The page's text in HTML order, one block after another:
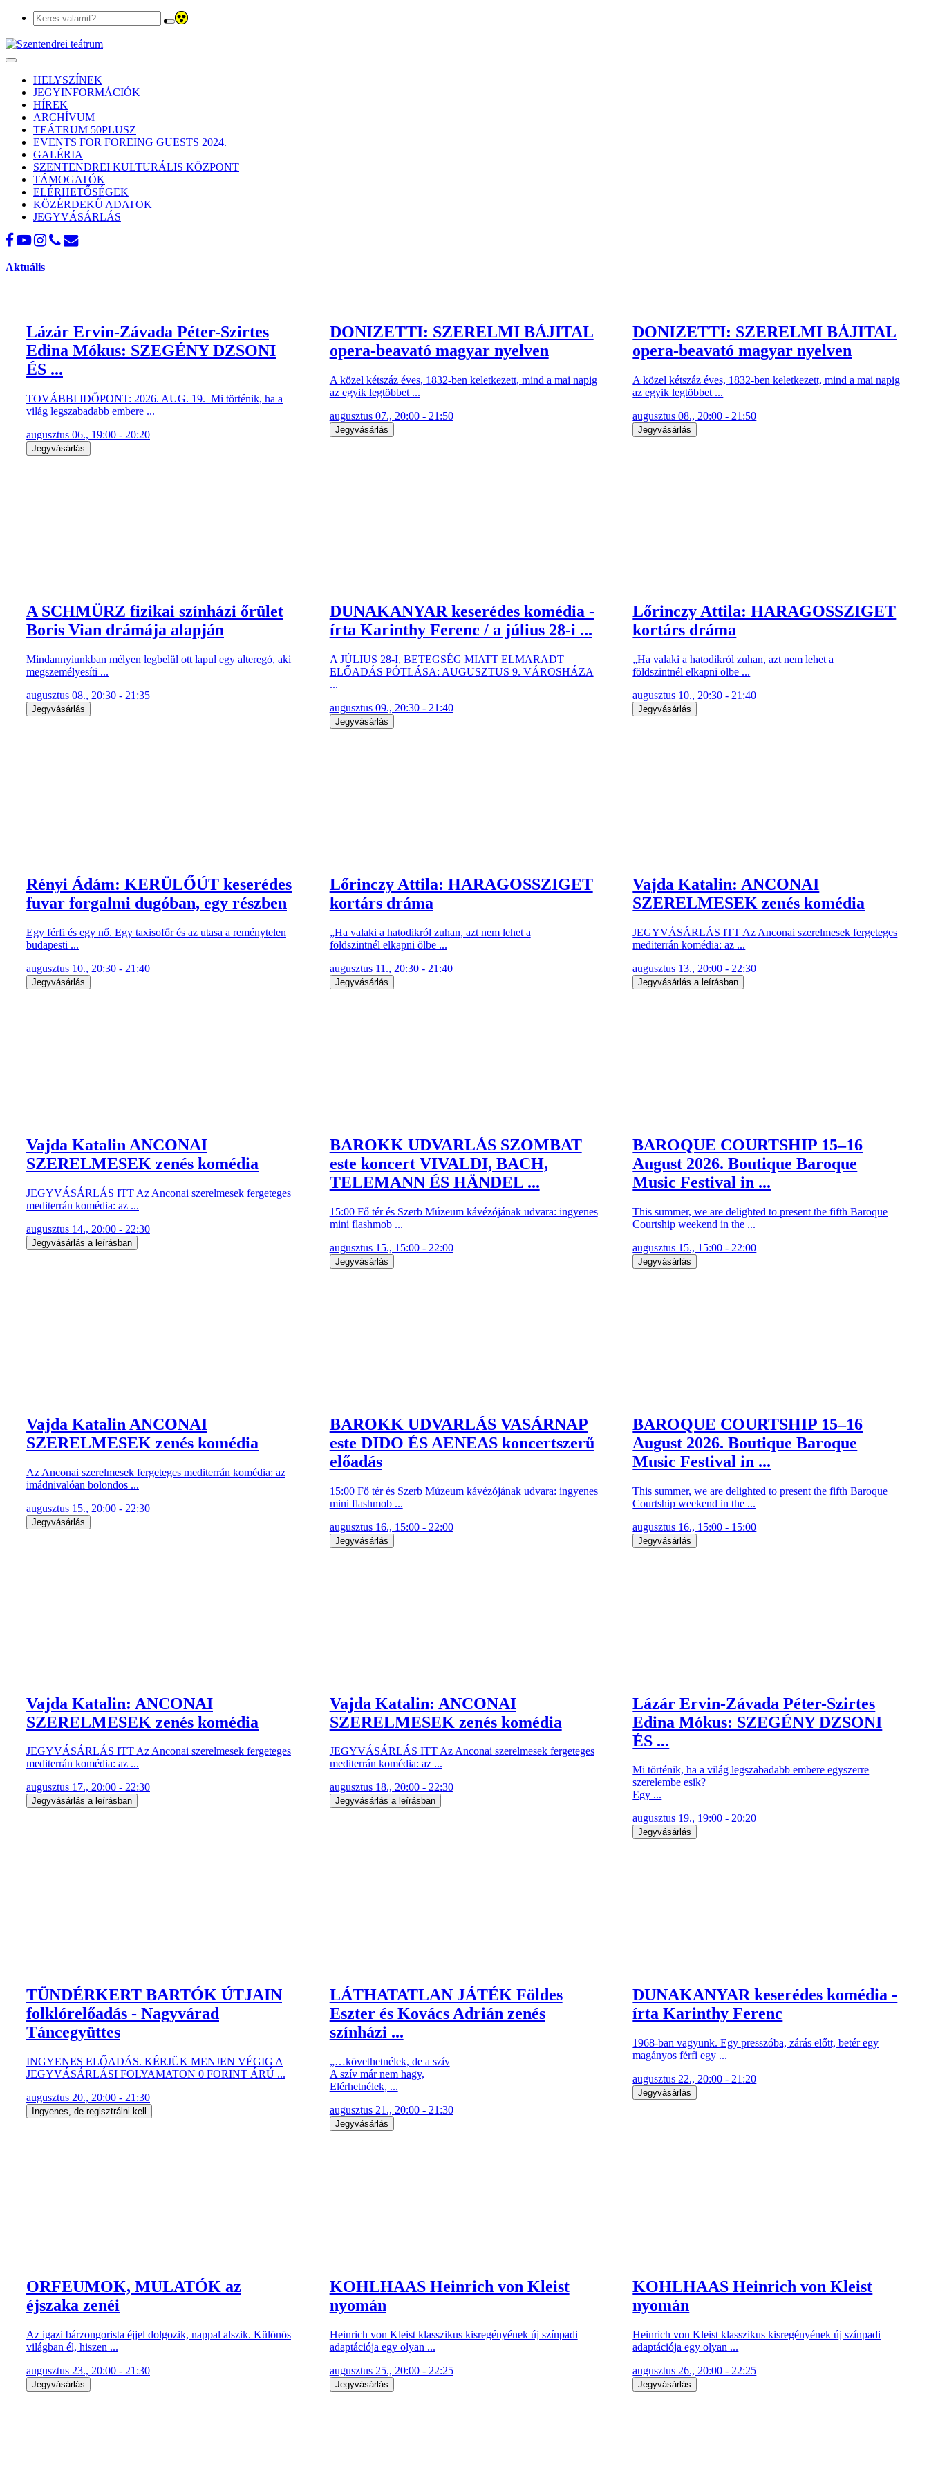
Toggle
navigationHELYSZÍNEK
JEGYINFORMÁCIÓK
HÍREK
ARCHÍVUM
TEÁTRUM 50PLUSZ
EVENTS FOR FOREING GUESTS 2024.
GALÉRIA
SZENTENDREI KULTURÁLIS KÖZPONT
TÁMOGATÓK
ELÉRHETŐSÉGEK
KÖZÉRDEKŰ ADATOK
JEGYVÁSÁRLÁS
Aktuális
Lázár Ervin-Závada Péter-Szirtes
Edina Mókus: SZEGÉNY DZSONI
ÉS ...
TOVÁBBI IDŐPONT: 2026. AUG. 19. Mi történik, ha a
világ legszabadabb embere ...
augusztus 06., 19:00 - 20:20
Jegyvásárlás
DONIZETTI: SZERELMI BÁJITAL
opera-beavató magyar nyelven
A közel kétszáz éves, 1832-ben keletkezett, mind a mai napig
az egyik legtöbbet ...
augusztus 07., 20:00 - 21:50
Jegyvásárlás
DONIZETTI: SZERELMI BÁJITAL
opera-beavató magyar nyelven
A közel kétszáz éves, 1832-ben keletkezett, mind a mai napig
az egyik legtöbbet ...
augusztus 08., 20:00 - 21:50
Jegyvásárlás
A SCHMÜRZ fizikai színházi őrület
Boris Vian drámája alapján
Mindannyiunkban mélyen legbelül ott lapul egy alteregó, aki
megszemélyesíti ...
augusztus 08., 20:30 - 21:35
Jegyvásárlás
DUNAKANYAR keserédes komédia -
írta Karinthy Ferenc / a július 28-i ...
A JÚLIUS 28-I, BETEGSÉG MIATT ELMARADT
ELŐADÁS PÓTLÁSA: AUGUSZTUS 9. VÁROSHÁZA
...
augusztus 09., 20:30 - 21:40
Jegyvásárlás
Lőrinczy Attila: HARAGOSSZIGET
kortárs dráma
„Ha valaki a hatodikról zuhan, azt nem lehet a
földszintnél elkapni ölbe ...
augusztus 10., 20:30 - 21:40
Jegyvásárlás
Rényi Ádám: KERÜLŐÚT keserédes
fuvar forgalmi dugóban, egy részben
Egy férfi és egy nő. Egy taxisofőr és az utasa a reménytelen
budapesti ...
augusztus 10., 20:30 - 21:40
Jegyvásárlás
Lőrinczy Attila: HARAGOSSZIGET
kortárs dráma
„Ha valaki a hatodikról zuhan, azt nem lehet a
földszintnél elkapni ölbe ...
augusztus 11., 20:30 - 21:40
Jegyvásárlás
Vajda Katalin: ANCONAI
SZERELMESEK zenés komédia
JEGYVÁSÁRLÁS ITT Az Anconai szerelmesek fergeteges
mediterrán komédia: az ...
augusztus 13., 20:00 - 22:30
Jegyvásárlás a leírásban
Vajda Katalin ANCONAI
SZERELMESEK zenés komédia
JEGYVÁSÁRLÁS ITT Az Anconai szerelmesek fergeteges
mediterrán komédia: az ...
augusztus 14., 20:00 - 22:30
Jegyvásárlás a leírásban
BAROKK UDVARLÁS SZOMBAT
este koncert VIVALDI, BACH,
TELEMANN ÉS HÄNDEL ...
15:00 Fő tér és Szerb Múzeum kávézójának udvara: ingyenes
mini flashmob ...
augusztus 15., 15:00 - 22:00
Jegyvásárlás
BAROQUE COURTSHIP 15–16
August 2026. Boutique Baroque
Music Festival in ...
This summer, we are delighted to present the fifth Baroque
Courtship weekend in the ...
augusztus 15., 15:00 - 22:00
Jegyvásárlás
Vajda Katalin ANCONAI
SZERELMESEK zenés komédia
Az Anconai szerelmesek fergeteges mediterrán komédia: az
imádnivalóan bolondos ...
augusztus 15., 20:00 - 22:30
Jegyvásárlás
BAROKK UDVARLÁS VASÁRNAP
este DIDO ÉS AENEAS koncertszerű
előadás
15:00 Fő tér és Szerb Múzeum kávézójának udvara: ingyenes
mini flashmob ...
augusztus 16., 15:00 - 22:00
Jegyvásárlás
BAROQUE COURTSHIP 15–16
August 2026. Boutique Baroque
Music Festival in ...
This summer, we are delighted to present the fifth Baroque
Courtship weekend in the ...
augusztus 16., 15:00 - 15:00
Jegyvásárlás
Vajda Katalin: ANCONAI
SZERELMESEK zenés komédia
JEGYVÁSÁRLÁS ITT Az Anconai szerelmesek fergeteges
mediterrán komédia: az ...
augusztus 17., 20:00 - 22:30
Jegyvásárlás a leírásban
Vajda Katalin: ANCONAI
SZERELMESEK zenés komédia
JEGYVÁSÁRLÁS ITT Az Anconai szerelmesek fergeteges
mediterrán komédia: az ...
augusztus 18., 20:00 - 22:30
Jegyvásárlás a leírásban
Lázár Ervin-Závada Péter-Szirtes
Edina Mókus: SZEGÉNY DZSONI
ÉS ...
Mi történik, ha a világ legszabadabb embere egyszerre
szerelembe esik?
Egy ...
augusztus 19., 19:00 - 20:20
Jegyvásárlás
TÜNDÉRKERT BARTÓK ÚTJAIN
folklórelőadás - Nagyvárad
Táncegyüttes
INGYENES ELŐADÁS. KÉRJÜK MENJEN VÉGIG A
JEGYVÁSÁRLÁSI FOLYAMATON 0 FORINT ÁRÚ ...
augusztus 20., 20:00 - 21:30
Ingyenes, de regisztrálni kell
LÁTHATATLAN JÁTÉK Földes
Eszter és Kovács Adrián zenés
színházi ...
„…követhetnélek, de a szív
A szív már nem hagy,
Elérhetnélek, ...
augusztus 21., 20:00 - 21:30
Jegyvásárlás
DUNAKANYAR keserédes komédia -
írta Karinthy Ferenc
1968-ban vagyunk. Egy presszóba, zárás előtt, betér egy
magányos férfi egy ...
augusztus 22., 20:00 - 21:20
Jegyvásárlás
ORFEUMOK, MULATÓK az
éjszaka zenéi
Az igazi bárzongorista éjjel dolgozik, nappal alszik. Különös
világban él, hiszen ...
augusztus 23., 20:00 - 21:30
Jegyvásárlás
KOHLHAAS Heinrich von Kleist
nyomán
Heinrich von Kleist klasszikus kisregényének új színpadi
adaptációja egy olyan ...
augusztus 25., 20:00 - 22:25
Jegyvásárlás
KOHLHAAS Heinrich von Kleist
nyomán
Heinrich von Kleist klasszikus kisregényének új színpadi
adaptációja egy olyan ...
augusztus 26., 20:00 - 22:25
Jegyvásárlás